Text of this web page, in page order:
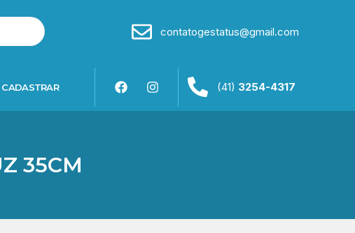
contatogestatus@gmail.com
(41) 3254-4317
35CM